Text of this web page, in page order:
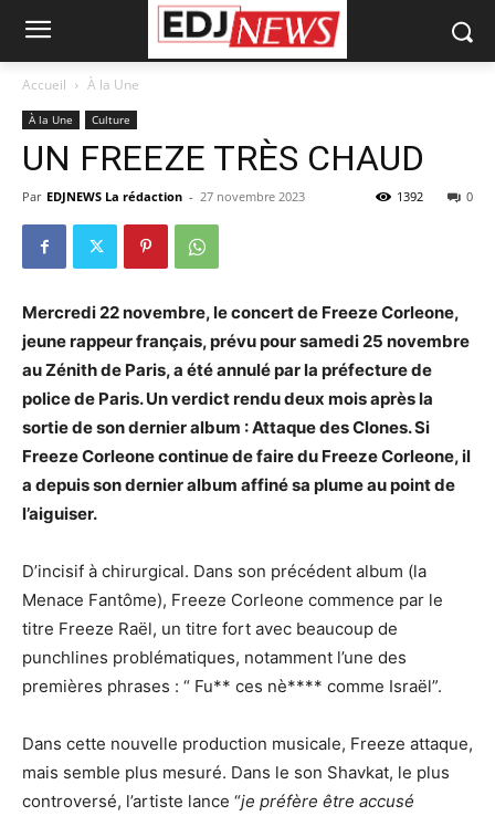
Accueil À la Une
À la Une Culture
UN FREEZE TRÈS CHAUD
Par EDJNEWS La rédaction - 27 novembre 2023 0
1392
Mercredi 22 novembre, le concert de Freeze Corleone,
jeune rappeur français, prévu pour samedi 25 novembre
au Zénith de Paris, a été annulé par la préfecture de
police de Paris. Un verdict rendu deux mois après la
sortie de son dernier album : Attaque des Clones. Si
Freeze Corleone continue de faire du Freeze Corleone, il
a depuis son dernier album affiné sa plume au point de
l’aiguiser.
D’incisif à chirurgical. Dans son précédent album (la
Menace Fantôme), Freeze Corleone commence par le
titre Freeze Raël, un titre fort avec beaucoup de
punchlines problématiques, notamment l’une des
premières phrases : “ Fu** ces nè**** comme Israël”.
Dans cette nouvelle production musicale, Freeze attaque,
mais semble plus mesuré. Dans le son Shavkat, le plus
controversé, l’artiste lance “je préfère être accusé